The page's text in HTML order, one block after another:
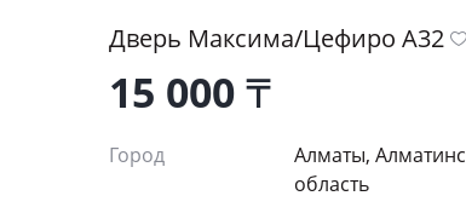
Дверь Максима/Цефиро А32
15 000₸
Город
Алматы,
область